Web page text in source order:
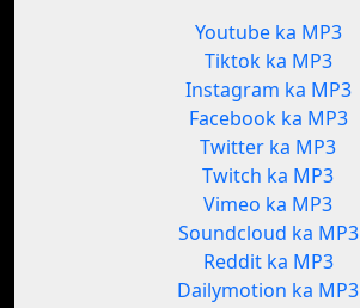
Youtube ka MP3
Tiktok ka MP3
Instagram ka MP3
Facebook ka MP3
Twitter ka MP3
Twitch ka MP3
Vimeo ka MP3
Soundcloud ka MP3
Reddit ka MP3
Dailymotion ka MP3